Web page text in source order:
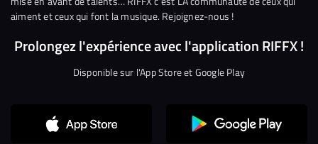
aiment et ceux qui font la musique. Rejoignez-nous !
Prolongez l'expérience avec l'application RIFFX !
Disponible sur l'App Store et Google Play